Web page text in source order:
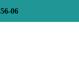
06